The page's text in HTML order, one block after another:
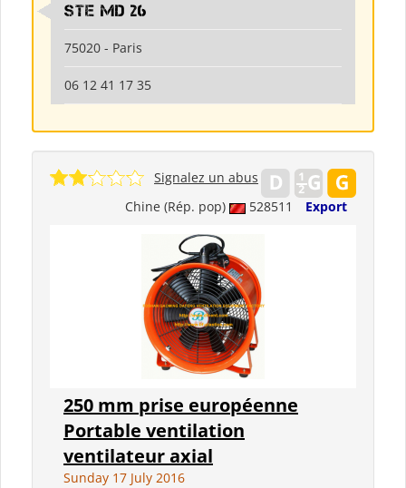
Ste md 26
75020 - Paris
06 12 41 17 35
Chine (Rép. pop) 528511 Export
Signalez un abus
250 mm prise européenne
Portable ventilation
ventilateur axial
Sunday 17 July 2016